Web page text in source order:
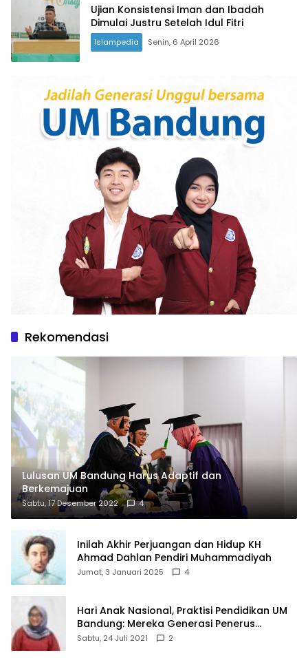
Ujian Konsistensi Iman dan Ibadah
Dimulai Justru Setelah Idul Fitri
Islampedia Senin, 6 April 2026
Rekomendasi
Lulusan UM Bandung Harus Adaptif dan
Berkemajuan
Sabtu, 17 Desember 2022 4
Inilah Akhir Perjuangan dan Hidup KH
Ahmad Dahlan Pendiri Muhammadiyah
Jumat, 3 Januari 2025 4
Hari Anak Nasional, Praktisi Pendidikan UM
Bandung: Mereka Generasi Penerus
Bangsa
Sabtu, 24 Juli 2021 2